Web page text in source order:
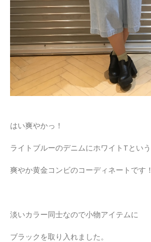
はい爽やかっ！
ライトブルーのデニムにホワイトTという
爽やか黄金コンビのコーディネートです！
淡いカラー同士なので小物アイテムに
ブラックを取り入れました。